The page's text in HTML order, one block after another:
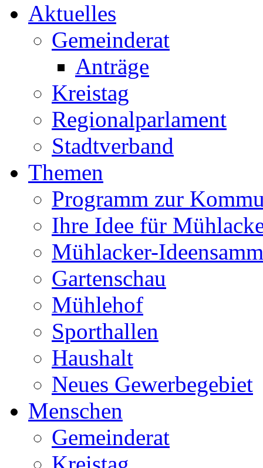
Aktuelles
Gemeinderat
Anträge
Kreistag
Regionalparlament
Stadtverband
Themen
Programm zur
Ihre Idee für
Mühlacker-
Gartenschau
Mühlehof
Sporthallen
Haushalt
Neues Gewerbegebiet
Menschen
Gemeinderat